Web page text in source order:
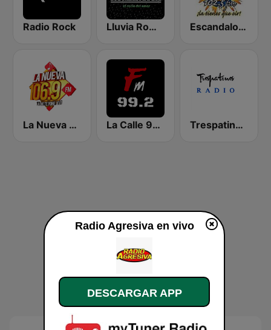
Radio Rock Lluvia Romántica Escandalo 102
La Nueva 106.9 FM La Calle 99.2 FM Trespatines Radio
Radio Agresiva en vivo
DESCARGAR APP